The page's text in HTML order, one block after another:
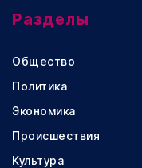
Разделы
Общество
Политика
Экономика
Происшествия
Культура